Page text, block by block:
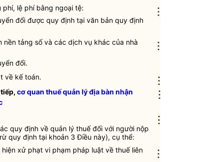
lệ phí bằng ngoại tệ:
đổi được quy định tại văn bản quy định
tảng số và các dịch vụ khác của nhà
đổi.
về kế toán.
, cơ quan thuế quản lý địa bàn nhận
quy định về quản lý thuế đối với người nộp
quy định tại khoản 3 Điều này), cụ thể:
xử phạt vi phạm pháp luật về thuếliên
⋮
⋮
⋮
⋮
⋮
⋮